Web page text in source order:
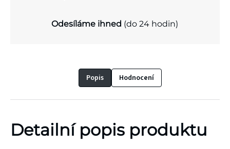
Odesíláme ihned (do 24 hodin)
Popis Hodnocení
Detailní popis produktu